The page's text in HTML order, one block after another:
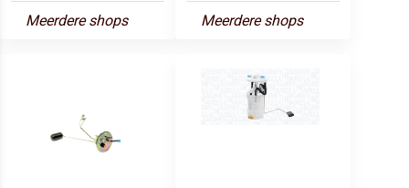
Meerdere shops
Meerdere shops